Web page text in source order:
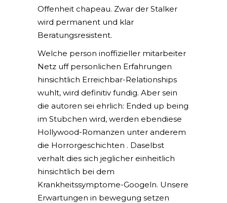
Offenheit chapeau. Zwar der Stalker
wird permanent und klar
Beratungsresistent.
Welche person inoffizieller mitarbeiter
Netz uff personlichen Erfahrungen
hinsichtlich Erreichbar-Relationships
wuhlt, wird definitiv fundig. Aber sein
die autoren sei ehrlich: Ended up being
im Stubchen wird, werden ebendiese
Hollywood-Romanzen unter anderem
die Horrorgeschichten . Daselbst
verhalt dies sich jeglicher einheitlich
hinsichtlich bei dem
Krankheitssymptome-Googeln. Unsere
Erwartungen in bewegung setzen